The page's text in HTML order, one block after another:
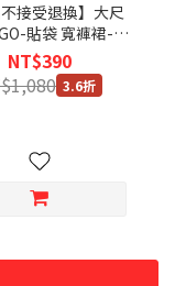
不接受退換】大尺
貼袋 寬褲裙-深
麻灰-444307
NT$390
3.6折